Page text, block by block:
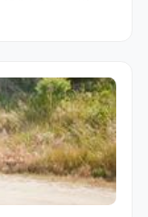
金发碧眼的才叫白